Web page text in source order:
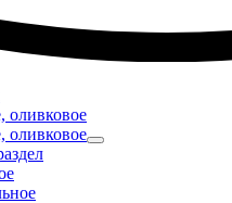
оливковое
оливковое